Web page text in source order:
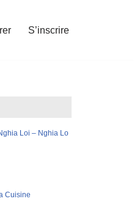
S’inscrire
Loi – Nghia Lo
Cuisine